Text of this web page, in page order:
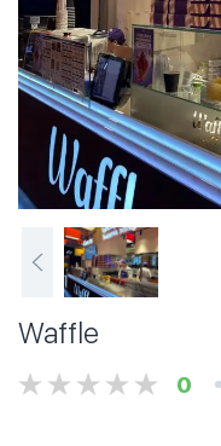
Waffle
0